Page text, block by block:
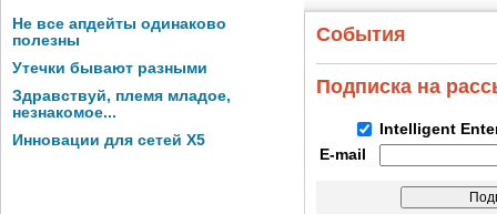
Не все апдейты одинаково
полезны
Утечки бывают разными
Здравствуй, племя младое,
незнакомое...
Инновации для сетей X5
События
Подписка на
Intelligent
E-mail